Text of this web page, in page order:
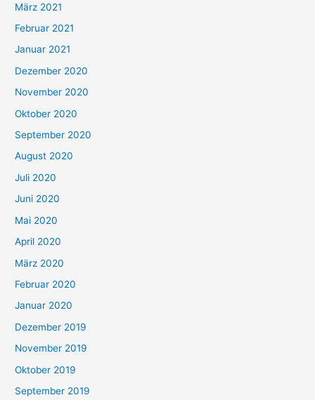
März 2021
Februar 2021
Januar 2021
Dezember 2020
November 2020
Oktober 2020
September 2020
August 2020
Juli 2020
Juni 2020
Mai 2020
April 2020
März 2020
Februar 2020
Januar 2020
Dezember 2019
November 2019
Oktober 2019
September 2019